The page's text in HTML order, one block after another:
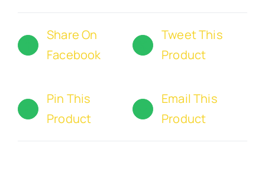
Share On
Facebook
Tweet This
Product
Pin This
Product
Email This
Product